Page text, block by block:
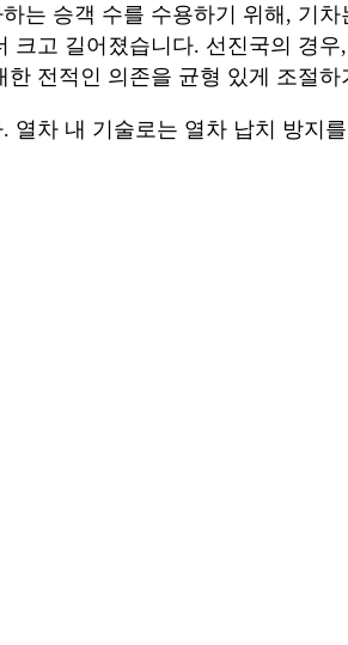
는 승객 수를 수용하기 위해, 기
고 길어졌습니다. 선진국의 경
전적인 의존을 균형 있게 조절
차 내 기술로는 열차 납치 방지